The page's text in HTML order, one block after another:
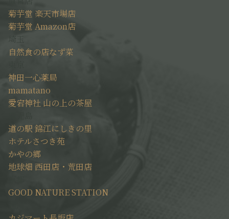
菊芋堂 楽天市場店
菊芋堂 Amazon店
自然食の店なず菜
神田一心薬局
mamatano
愛宕神社 山の上の茶屋
道の駅 錦江にしきの里
ホテルさつき苑
かやの郷
地球畑 西田店・荒田店
GOOD NATURE STATION